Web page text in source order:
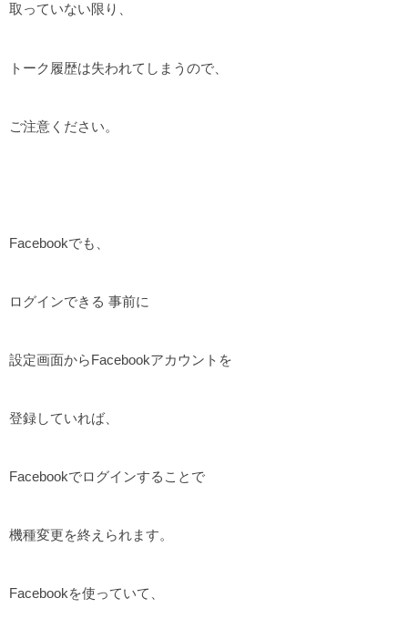
取っていない限り、
トーク履歴は失われてしまうので、
ご注意ください。
Facebookでも、
ログインできる 事前に
設定画面からFacebookアカウントを
登録していれば、
Facebookでログインすることで
機種変更を終えられます。
Facebookを使っていて、